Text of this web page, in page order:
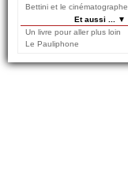
Bettini et le cinématographe
Et aussi ... ▼
Un livre pour aller plus loin
Le Pauliphone